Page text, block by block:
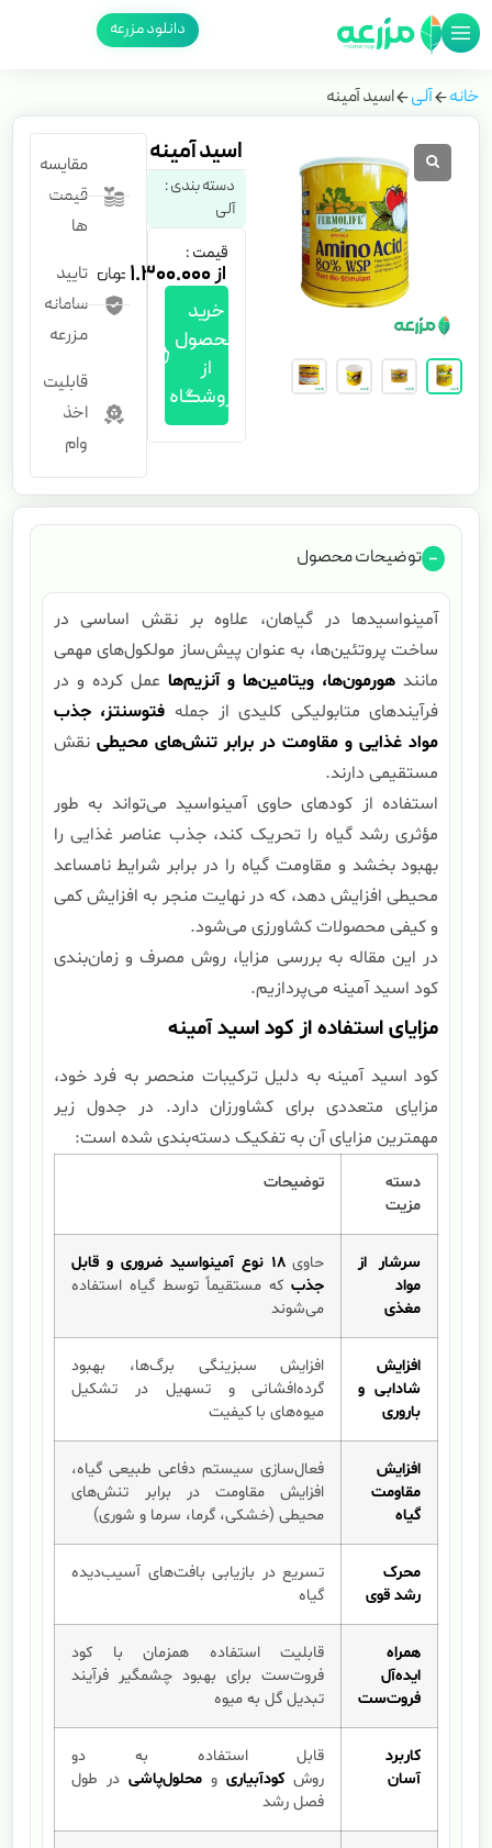
دانلود مزرعه
خانه آلی اسید آمینه
اسید آمینه
دسته بندی :
آلی
قیمت :
۱.۳۰۰.۰۰۰
خرید
محصول
از
فروشگاه
مقایسه
قیمت
ها
تایید
سامانه
مزرعه
قابلیت
اخذ
وام
توضیحات محصول
آمینواسیدها در گیاهان، علاوه بر نقش اساسی در
ساخت پروتئین‌ها، به عنوان پیش‌ساز مولکول‌های مهمی
مانند هورمون‌ها، ویتامین‌ها و آنزیم‌ها عمل کرده و در
فرآیندهای متابولیکی کلیدی از جمله فتوسنتز، جذب
مواد غذایی و مقاومت در برابر تنش‌های محیطی نقش
مستقیمی دارند.
استفاده از کودهای حاوی آمینواسید می‌تواند به طور
مؤثری رشد گیاه را تحریک کند، جذب عناصر غذایی را
بهبود بخشد و مقاومت گیاه را در برابر شرایط نامساعد
محیطی افزایش دهد، که در نهایت منجر به افزایش کمی
و کیفی محصولات کشاورزی می‌شود.
در این مقاله به بررسی مزایا، روش مصرف و زمان‌بندی
کود اسید آمینه می‌پردازیم.
مزایای استفاده از کود اسید آمینه
کود اسید آمینه به دلیل ترکیبات منحصر به فرد خود،
مزایای متعددی برای کشاورزان دارد. در جدول زیر
مهمترین مزایای آن به تفکیک دسته‌بندی شده است:
دسته
مزیت
توضیحات
سرشار از
مواد
مغذی
حاوی
۱۸ نوع آمینواسید ضروری و قابل
جذبکه مستقیماً توسط گیاه استفاده
می‌شوند
افزایش
شادابی و
باروری
افزایش سبزینگی برگ‌ها، بهبود
گرده‌افشانی و تسهیل در تشکیل
میوه‌های با کیفیت
افزایش
مقاومت
گیاه
فعال‌سازی سیستم دفاعی طبیعی گیاه،
افزایش مقاومت در برابر تنش‌های
محیطی (خشکی، گرما، سرما و شوری)
محرک
رشد قوی
تسریع در بازیابی بافت‌های آسیب‌دیده
گیاه
همراه
ایده‌آل
فروت‌ست
قابلیت استفاده همزمان با کود
فروت‌ست برای بهبود چشمگیر فرآیند
تبدیل گل به میوه
کاربرد
آسان
قابل استفاده به دو
روش کودآبیاریو محلول‌پاشیدر طول
فصل رشد